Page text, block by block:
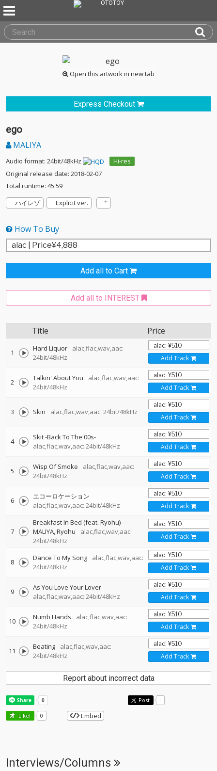
Open this artwork in new tab
Express Checkout
ego
MALIYA
Audio format: 24bit/48kHz
Hi-res
Original release date: 2018-02-07
Total runtime: 45:59
ハイレゾ
Explicit ver.
How To Buy
Add all to Cart
Add all to INTEREST
Title Price
1 Hard Liquor
alac,flac,wav,aac:
24bit/48kHz
Add Track
2 Talkin' About You
alac,flac,wav,aac:
24bit/48kHz
Add Track
3 Skin alac,flac,wav,aac: 24bit/48kHz
Add Track
4
Skit -Back To The 00s-
alac,flac,wav,aac: 24bit/48kHz
Add Track
5 Wisp Of Smoke
alac,flac,wav,aac:
24bit/48kHz
Add Track
6
エコーロケーション
alac,flac,wav,aac: 24bit/48kHz
Add Track
7
Breakfast In Bed (feat. Ryohu)--
MALIYA Ryohu
alac,flac,wav,aac:
24bit/48kHz
Add Track
8 Dance To My Song
alac,flac,wav,aac:
24bit/48kHz
Add Track
9
As You Love Your Lover
alac,flac,wav,aac: 24bit/48kHz
Add Track
10 Numb Hands
alac,flac,wav,aac:
24bit/48kHz
Add Track
11 Beating
alac,flac,wav,aac:
24bit/48kHz
Add Track
Report about incorrect data
Post -
Like! 0 Embed
Interviews/Columns